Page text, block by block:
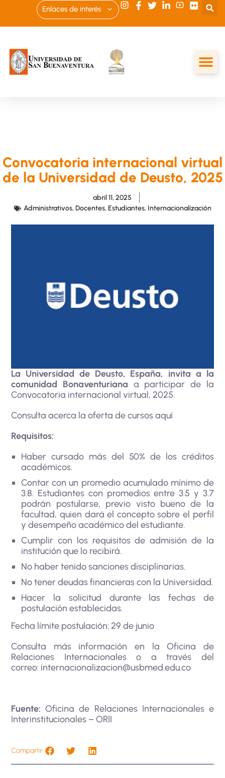
Enlaces de interés
Convocatoria internacional virtual
de la Universidad de Deusto, 2025
abril 11, 2025
Administrativos,Docentes,Estudiantes, Internacionalización
La Universidad de Deusto, España, invita a la
comunidad Bonaventuriana a participar de la
Convocatoria internacional virtual, 2025.
Consulta acerca la oferta de cursosaquí
Requisitos:
Haber cursado más del 50% de los créditos
académicos.
Contar con un promedio acumulado mínimo de
3.8. Estudiantes con promedios entre 3.5 y 3.7
podrán postularse, previo visto bueno de la
facultad, quien dará el concepto sobre el perfil
y desempeño académico del estudiante.
Cumplir con los requisitos de admisión de la
institución que lo recibirá.
No haber tenido sanciones disciplinarias.
No tener deudas financieras con la Universidad.
Hacer la solicitud durante las fechas de
postulación establecidas.
Fecha límite postulación: 29 de junio
Consulta más información en la Oficina de
Relaciones Internacionales o a través del
correo: internacionalizacion@usbmed.edu.co
Fuente: Oficina de Relaciones Internacionales e
Interinstitucionales – ORII
Compartir: